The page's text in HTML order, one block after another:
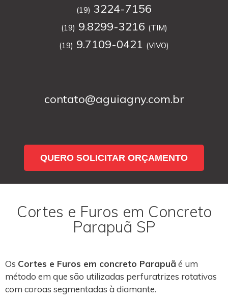
(19) 3224-7156
(19) 9.8299-3216 (TIM)
(19) 9.7109-0421 (VIVO)
contato@aguiagny.com.br
QUERO SOLICITAR ORÇAMENTO
Cortes e Furos em Concreto
Parapuã SP
Os Cortes e Furos em concreto Parapuã é um
método em que são utilizadas perfuratrizes rotativas
com coroas segmentadas à diamante.